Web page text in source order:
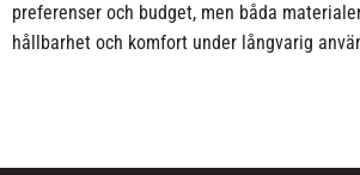
preferenser och budget, men båda
hållbarhet och komfort under långvarig